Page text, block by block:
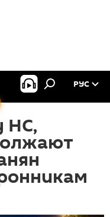
РУС
НС,